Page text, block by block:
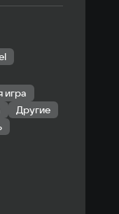
игра
Другие